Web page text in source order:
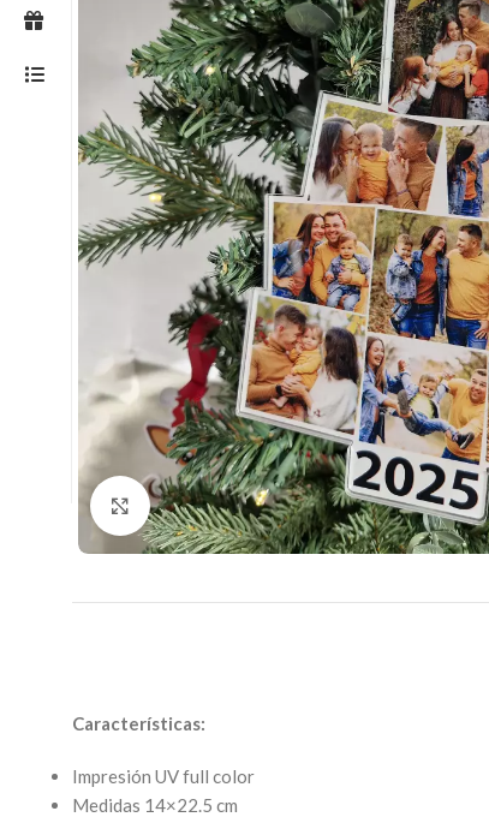
Clic para ampliar
Características:
Impresión UV full color
Medidas 14×22.5 cm